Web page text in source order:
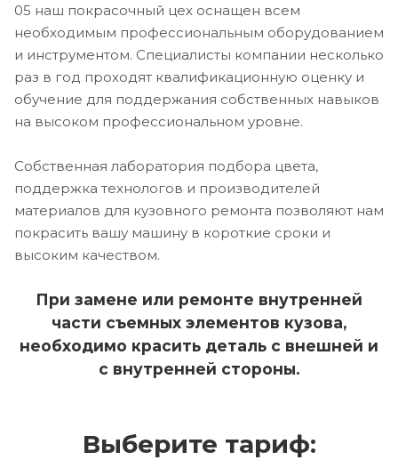
05 наш покрасочный цех оснащен всем
необходимым профессиональным оборудованием
и инструментом. Специалисты компании несколько
раз в год проходят квалификационную оценку и
обучение для поддержания собственных навыков
на высоком профессиональном уровне.
Собственная лаборатория подбора цвета,
поддержка технологов и производителей
материалов для кузовного ремонта позволяют нам
покрасить вашу машину в короткие сроки и
высоким качеством.
При замене или ремонте внутренней
части съемных элементов кузова,
необходимо красить деталь с внешней и
с внутренней стороны.
Выберите тариф: